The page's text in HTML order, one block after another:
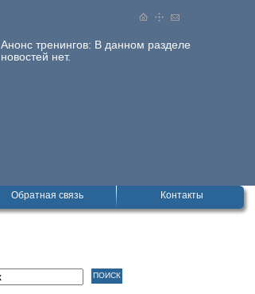
Анонс тренингов: В данном разделе
новостей нет.
Обратная связь Контакты